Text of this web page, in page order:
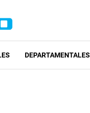
DEPARTAMENTALES